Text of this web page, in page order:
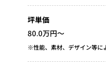
坪単価
80.0万円～
※性能、素材、デザイン等に